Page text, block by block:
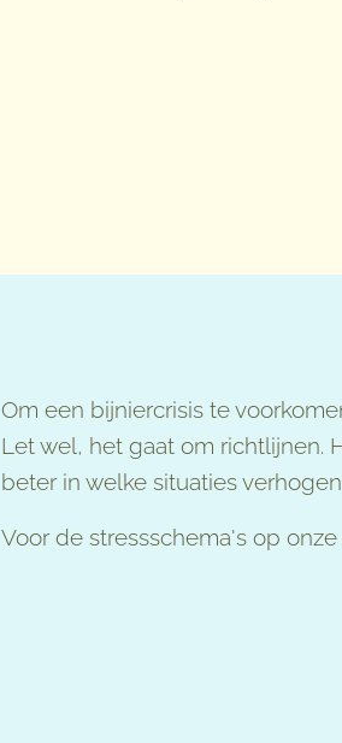
Om een bijniercrisis te
Let wel, het gaat om richtlijnen.
beter in welke situaties
Voor de stressschema's op